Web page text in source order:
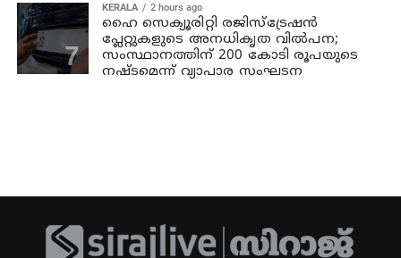
KERALA 2 hours ago
ഹൈ സെക്യൂരിറ്റി രജിസ്‌ട്രേഷന്‍
പ്ലേറ്റുകളുടെ അനധികൃത വില്‍പന;
സംസ്ഥാനത്തിന് 200 കോടി രൂപയുടെ
നഷ്ടമെന്ന് വ്യാപാര സംഘടന